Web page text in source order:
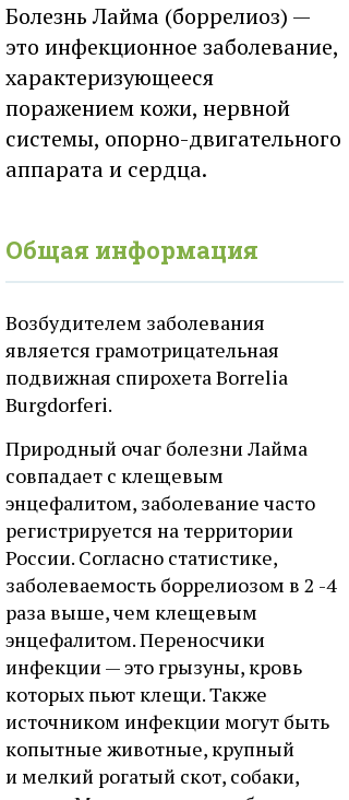
Болезнь Лайма (боррелиоз) —
это инфекционное заболевание,
характеризующееся
поражением кожи, нервной
системы, опорно-двигательного
аппарата и сердца.
Общая информация
Возбудителем заболевания
является грамотрицательная
подвижная спирохета Borrelia
Burgdorferi.
Природный очаг болезни Лайма
совпадает с клещевым
энцефалитом, заболевание часто
регистрируется на территории
России. Согласно статистике,
заболеваемость боррелиозом в 2 -4
раза выше, чем клещевым
энцефалитом. Переносчики
инфекции — это грызуны, кровь
которых пьют клещи. Также
источником инфекции могут быть
копытные животные, крупный
и мелкий рогатый скот, собаки,